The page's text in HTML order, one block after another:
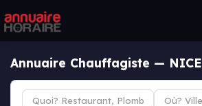
Annuaire Chauffagiste — NICE